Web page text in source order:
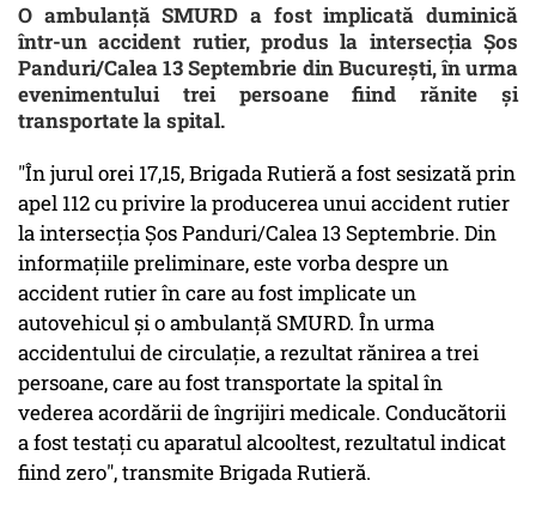
O ambulanţă SMURD a fost implicată duminică
într-un accident rutier, produs la intersecţia Şos
Panduri/Calea 13 Septembrie din Bucureşti, în urma
evenimentului trei persoane fiind rănite şi
transportate la spital.
"În jurul orei 17,15, Brigada Rutieră a fost sesizată prin
apel 112 cu privire la producerea unui accident rutier
la intersecţia Şos Panduri/Calea 13 Septembrie. Din
informaţiile preliminare, este vorba despre un
accident rutier în care au fost implicate un
autovehicul şi o ambulanţă SMURD. În urma
accidentului de circulaţie, a rezultat rănirea a trei
persoane, care au fost transportate la spital în
vederea acordării de îngrijiri medicale. Conducătorii
a fost testaţi cu aparatul alcooltest, rezultatul indicat
fiind zero", transmite Brigada Rutieră.